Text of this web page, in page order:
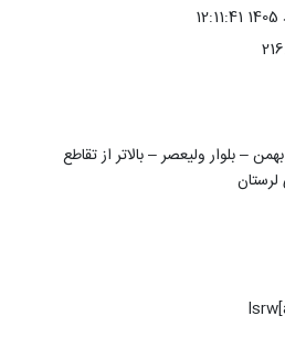
آدرس : خرم آباد – میدان 22 بهمن – بلوار ولیعصر – بالاتر از تقاطع